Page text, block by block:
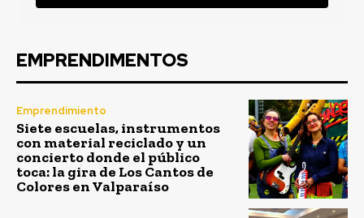
EMPRENDIMENTOS
Emprendimiento
Siete escuelas, instrumentos
con material reciclado y un
concierto donde el público
toca: la gira de Los Cantos de
Colores en Valparaíso